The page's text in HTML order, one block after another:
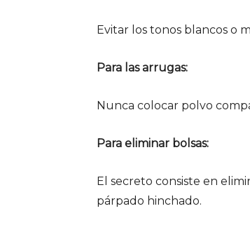
Evitar los tonos blancos o
Para las arrugas:
Nunca colocar polvo
Para eliminar bolsas:
El secreto consiste en
párpado hinchado.